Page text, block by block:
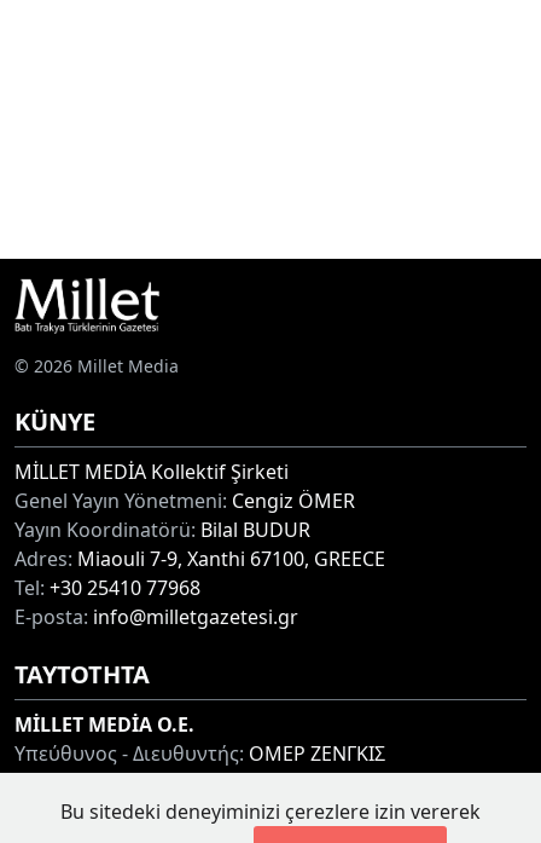
© 2026 Millet Media
KÜNYE
MİLLET MEDİA Kollektif Şirketi
Genel Yayın Yönetmeni: Cengiz ÖMER
Yayın Koordinatörü: Bilal BUDUR
Adres: Miaouli 7-9, Xanthi 67100, GREECE
Tel: +30 25410 77968
E-posta: info@milletgazetesi.gr
ΤΑΥΤΟΤΗΤΑ
MİLLET MEDİA O.E.
Υπεύθυνος - Διευθυντής: ΟΜΕΡ ΖΕΝΓΚΙΣ
Διεύθυνση:ΜΙΑΟΥΛΗ 7-9, ΞΑΝΘΗ 67100
Bu sitedeki deneyiminizi çerezlere izin vererek